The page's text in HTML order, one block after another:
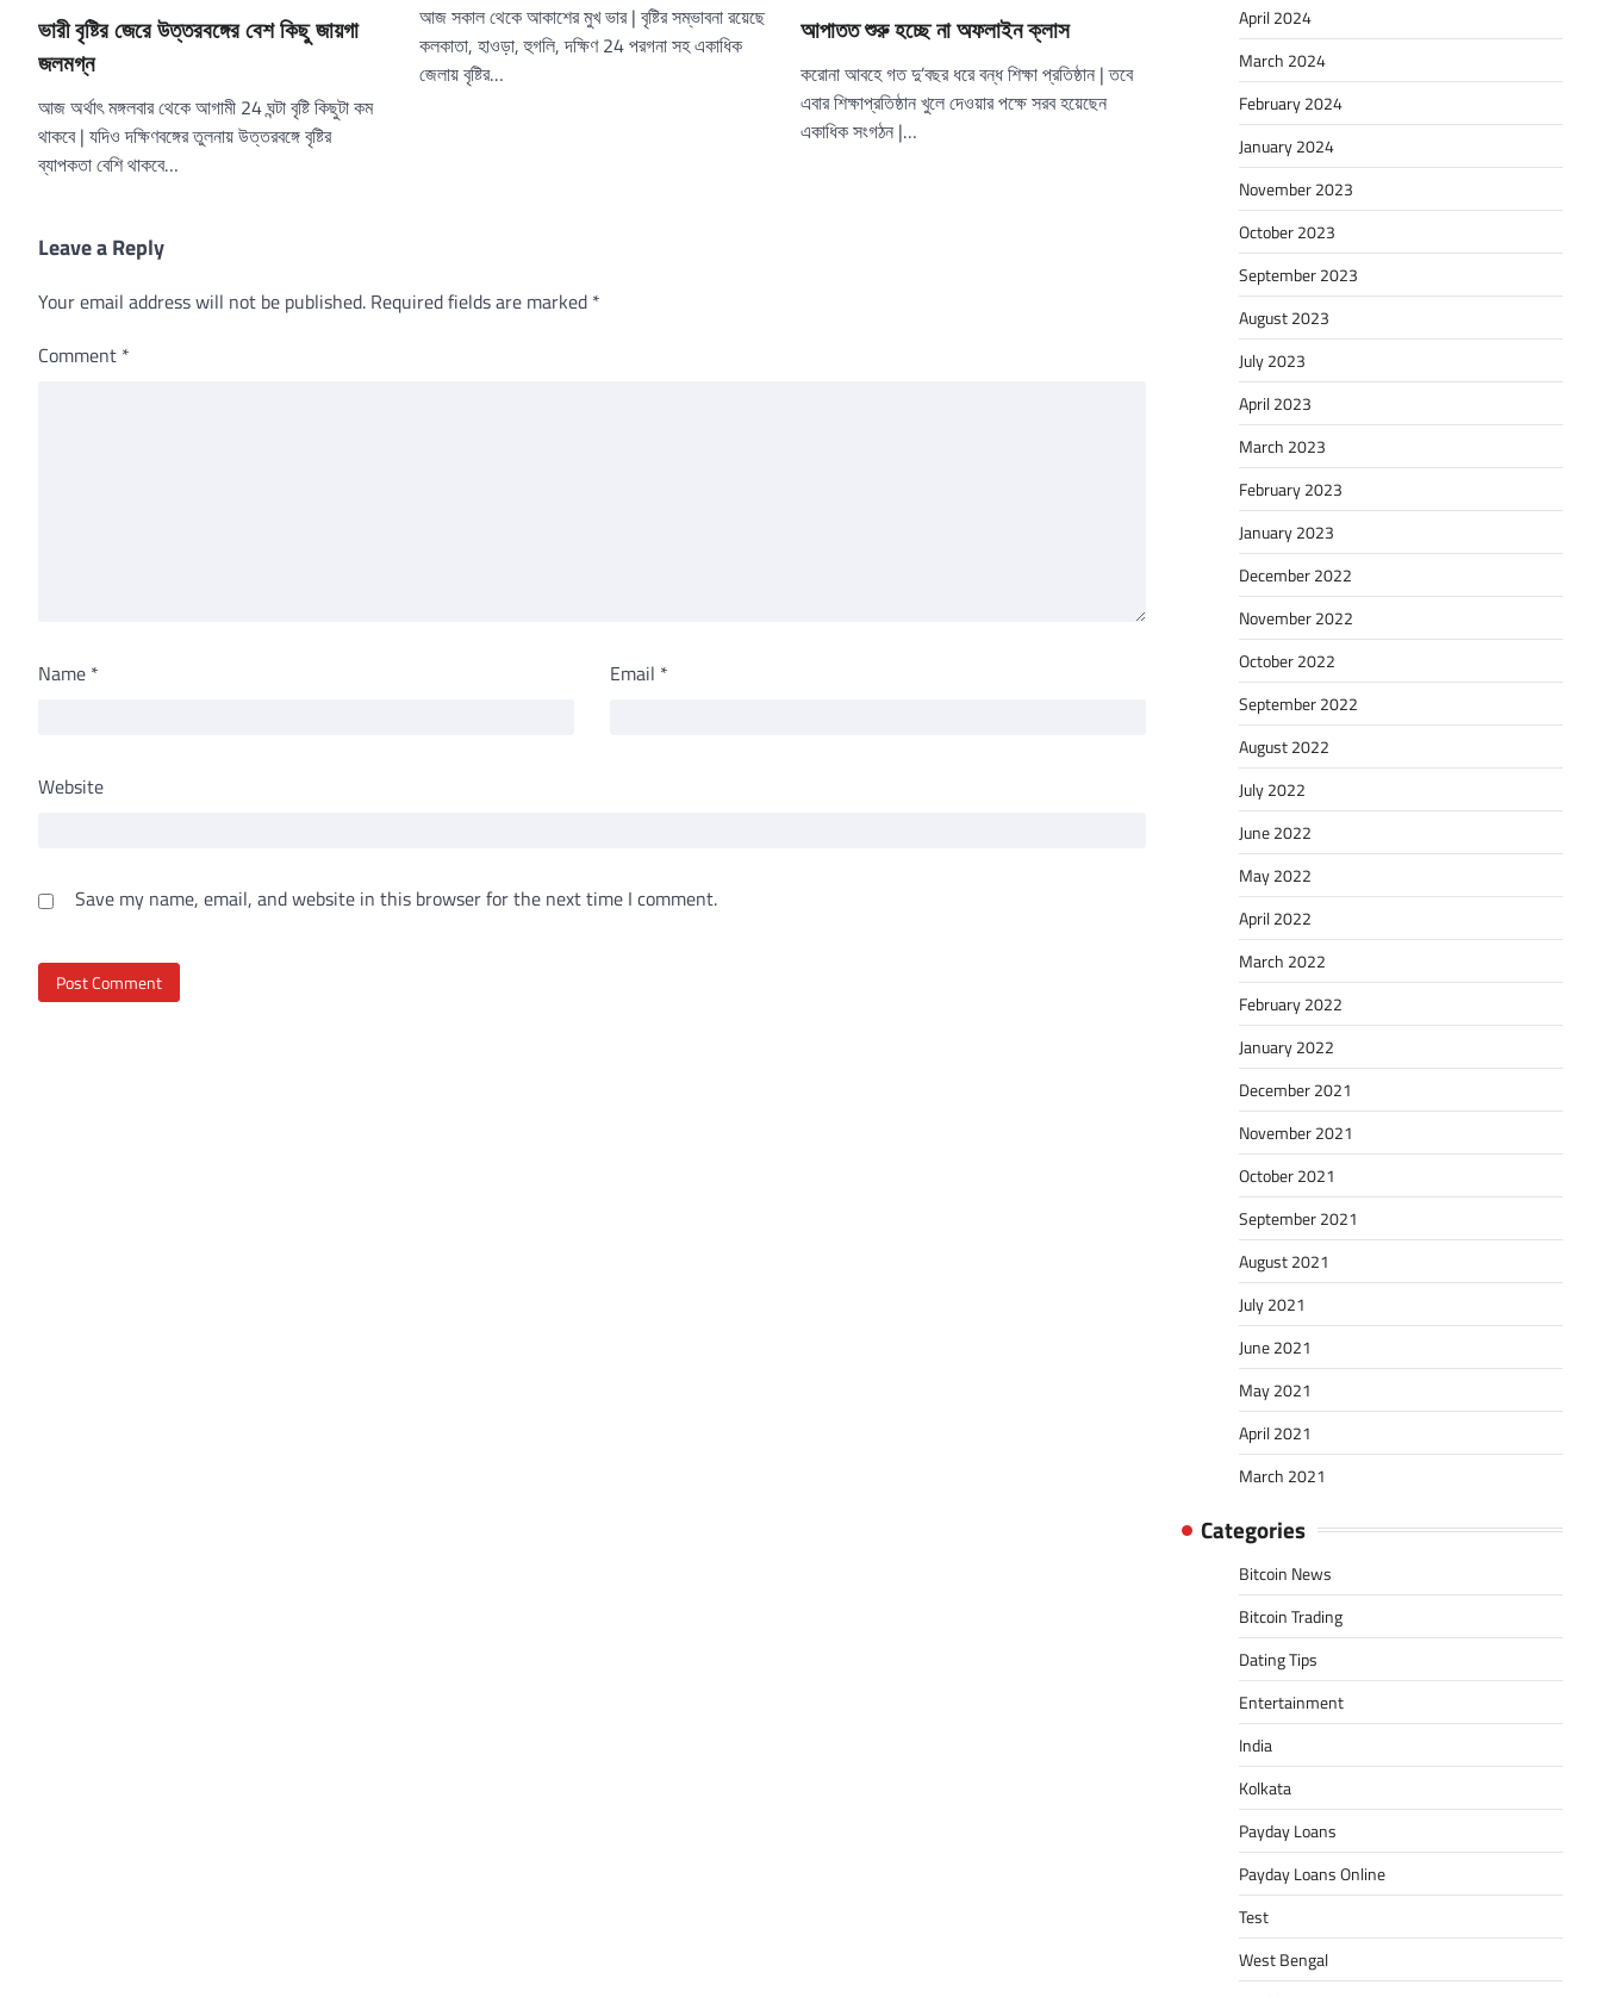
ভারী বৃষ্টির জেরে উত্তরবঙ্গের বেশ কিছু জায়গা
জলমগ্ন
আজ অর্থাৎ মঙ্গলবার থেকে আগামী 24 ঘন্টা বৃষ্টি কিছুটা কম
থাকবে | যদিও দক্ষিণবঙ্গের তুলনায় উত্তরবঙ্গে বৃষ্টির
ব্যাপকতা বেশি থাকবে…
আজ সকাল থেকে আকাশের মুখ ভার | বৃষ্টির সম্ভাবনা রয়েছে
কলকাতা, হাওড়া, হুগলি, দক্ষিণ 24 পরগনা সহ একাধিক
জেলায় বৃষ্টির…
আপাতত শুরু হচ্ছে না অফলাইন ক্লাস
করোনা আবহে গত দু’বছর ধরে বন্ধ শিক্ষা প্রতিষ্ঠান | তবে
এবার শিক্ষাপ্রতিষ্ঠান খুলে দেওয়ার পক্ষে সরব হয়েছেন
একাধিক সংগঠন |…
Leave a Reply
Your email address will not be published. Required fields are marked *
Comment *
Name * Email *
Website
Save my name, email, and website in this browser for the next time I comment.
April 2024
March 2024
February 2024
January 2024
November 2023
October 2023
September 2023
August 2023
July 2023
April 2023
March 2023
February 2023
January 2023
December 2022
November 2022
October 2022
September 2022
August 2022
July 2022
June 2022
May 2022
April 2022
March 2022
February 2022
January 2022
December 2021
November 2021
October 2021
September 2021
August 2021
July 2021
June 2021
May 2021
April 2021
March 2021
Categories
Bitcoin News
Bitcoin Trading
Dating Tips
Entertainment
India
Kolkata
Payday Loans
Payday Loans Online
Test
West Bengal